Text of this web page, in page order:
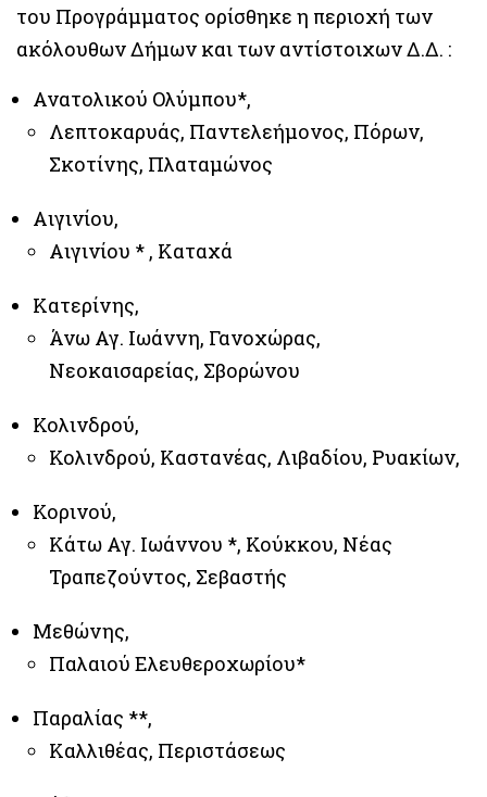
του Προγράμματος ορίσθηκε η περιοχή των
ακόλουθων Δήμων και των αντίστοιχων Δ.Δ. :
Ανατολικού Ολύμπου*,
Λεπτοκαρυάς, Παντελεήμονος, Πόρων,
Σκοτίνης, Πλαταμώνος
Αιγινίου,
Αιγινίου * , Καταχά
Κατερίνης,
Άνω Αγ. Ιωάννη, Γανοχώρας,
Νεοκαισαρείας, Σβορώνου
Κολινδρού,
Κολινδρού, Καστανέας, Λιβαδίου, Ρυακίων,
Κορινού,
Κάτω Αγ. Ιωάννου *, Κούκκου, Νέας
Τραπεζούντος, Σεβαστής
Μεθώνης,
Παλαιού Ελευθεροχωρίου*
Παραλίας **,
Καλλιθέας, Περιστάσεως